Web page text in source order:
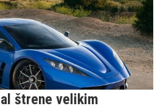
štrene velikim